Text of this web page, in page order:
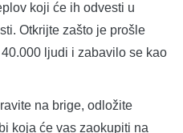
koji će ih odvesti u
Otkrijte zašto je prošle
ljudi i zabavilo se kao
na brige, odložite
koja će vas zaokupiti na